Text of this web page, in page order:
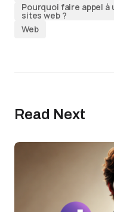
Pourquoi faire appel
sites web ?
Web
Read Next